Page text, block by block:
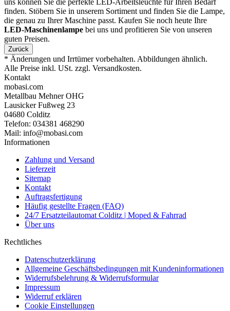
uns können Sie die perfekte LED-Arbeitsleuchte für Ihren Bedarf
finden. Stöbern Sie in unserem Sortiment und finden Sie die Lampe,
die genau zu Ihrer Maschine passt. Kaufen Sie noch heute Ihre
LED-Maschinenlampe bei uns und profitieren Sie von unseren
guten Preisen.
Zurück
* Änderungen und Irrtümer vorbehalten. Abbildungen ähnlich.
Alle Preise inkl. USt. zzgl. Versandkosten.
Kontakt
mobasi.com
Metallbau Mehner OHG
Lausicker Fußweg 23
04680 Colditz
Telefon: 034381 468290
Mail: info@mobasi.com
Informationen
Zahlung und Versand
Lieferzeit
Sitemap
Kontakt
Auftragsfertigung
Häufig gestellte Fragen (FAQ)
24/7 Ersatzteilautomat Colditz | Moped & Fahrrad
Über uns
Rechtliches
Datenschutzerklärung
Allgemeine Geschäftsbedingungen mit Kundeninformationen
Widerrufsbelehrung & Widerrufsformular
Impressum
Widerruf erklären
Cookie Einstellungen